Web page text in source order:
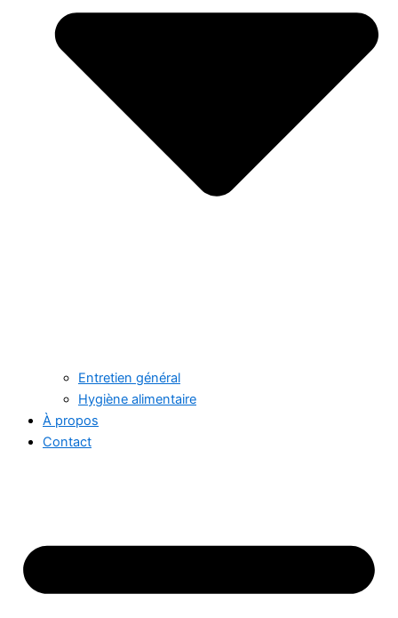
Entretien général
Hygiène alimentaire
À propos
Contact